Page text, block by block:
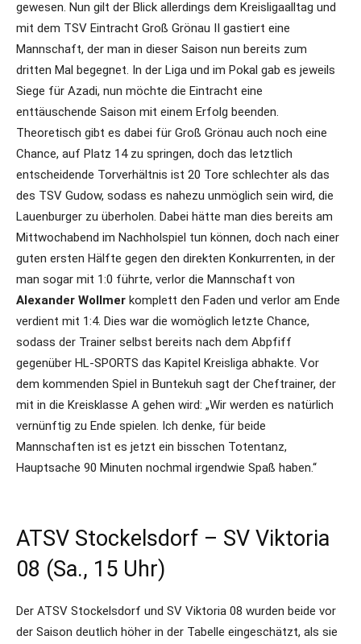
gewesen. Nun gilt der Blick allerdings dem Kreisligaalltag und
mit dem TSV Eintracht Groß Grönau II gastiert eine
Mannschaft, der man in dieser Saison nun bereits zum
dritten Mal begegnet. In der Liga und im Pokal gab es jeweils
Siege für Azadi, nun möchte die Eintracht eine
enttäuschende Saison mit einem Erfolg beenden.
Theoretisch gibt es dabei für Groß Grönau auch noch eine
Chance, auf Platz 14 zu springen, doch das letztlich
entscheidende Torverhältnis ist 20 Tore schlechter als das
des TSV Gudow, sodass es nahezu unmöglich sein wird, die
Lauenburger zu überholen. Dabei hätte man dies bereits am
Mittwochabend im Nachholspiel tun können, doch nach einer
guten ersten Hälfte gegen den direkten Konkurrenten, in der
man sogar mit 1:0 führte, verlor die Mannschaft von
Alexander Wollmer komplett den Faden und verlor am Ende
verdient mit 1:4. Dies war die womöglich letzte Chance,
sodass der Trainer selbst bereits nach dem Abpfiff
gegenüber HL-SPORTS das Kapitel Kreisliga abhakte. Vor
dem kommenden Spiel in Buntekuh sagt der Cheftrainer, der
mit in die Kreisklasse A gehen wird: „Wir werden es natürlich
vernünftig zu Ende spielen. Ich denke, für beide
Mannschaften ist es jetzt ein bisschen Totentanz,
Hauptsache 90 Minuten nochmal irgendwie Spaß haben.“
ATSV Stockelsdorf – SV Viktoria
08 (Sa., 15 Uhr)
Der ATSV Stockelsdorf und SV Viktoria 08 wurden beide vor
der Saison deutlich höher in der Tabelle eingeschätzt, als sie